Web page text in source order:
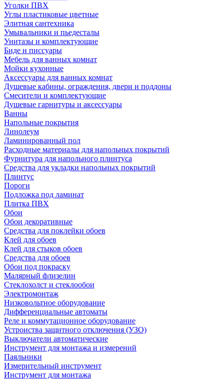
Уголки ПВХ
Углы пластиковые цветные
Элитная сантехника
Умывальники и пьедесталы
Унитазы и комплектующие
Биде и писсуары
Мебель для ванных комнат
Мойки кухонные
Аксессуары для ванных комнат
Душевые кабины, ограждения, двери и поддоны
Смесители и комплектующие
Душевые гарнитуры и аксессуары
Ванны
Напольные покрытия
Линолеум
Ламинированный пол
Расходные материалы для напольных покрытий
Фурнитура для напольного плинтуса
Средства для укладки напольных покрытий
Плинтус
Пороги
Подложка под ламинат
Плитка ПВХ
Обои
Обои декоративные
Средства для поклейки обоев
Клей для обоев
Клей для стыков обоев
Средства для обоев
Обои под покраску
Малярный флизелин
Стеклохолст и стеклообои
Электромонтаж
Низковольтное оборудование
Дифференциальные автоматы
Реле и коммутационное оборудование
Устроиства защитного отключения (УЗО)
Выключатели автоматические
Инструмент для монтажа и измерений
Паяльники
Измерительный инструмент
Инструмент для монтажа